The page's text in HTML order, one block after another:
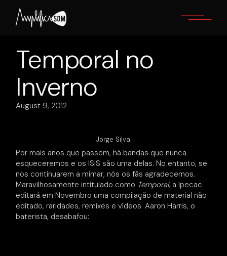
content
Temporal no
Inverno
August 9, 2012
Jorge Silva
Por mais anos que passem, há bandas que nunca
esqueceremos e os ISIS são uma delas. No entanto, se
nos continuarem a mimar, nós os fãs agradecemos.
Maravilhosamente intitulado como Temporal, a Ipecac
editará em Novembro uma compilação de material não
editado, raridades, remixes e vídeos. Aaron Harris, o
baterista, desabafou: